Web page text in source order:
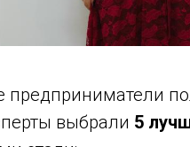
выбрали 5